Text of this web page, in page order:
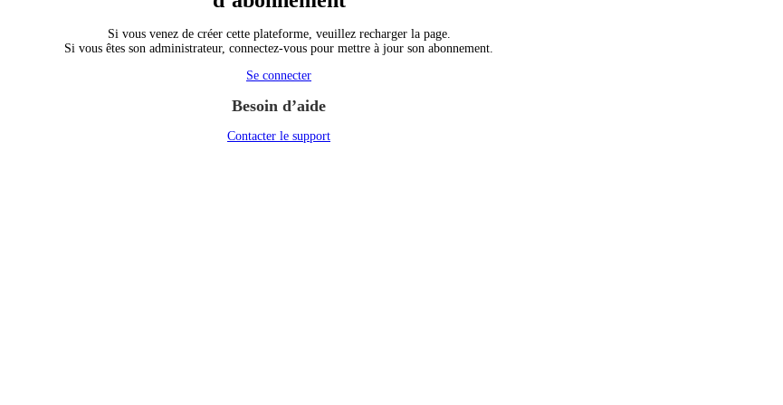
Si vous venez de créer cette plateforme, veuillez recharger la page.
Si vous êtes son administrateur, connectez-vous pour mettre à jour son abonnement.
Se connecter
Besoin d’aide
Contacter le support